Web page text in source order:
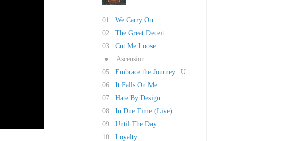
01
We Carry On
02
The Great Deceit
03
Cut Me Loose
●
Ascension
05
Embrace the Journey...Upraised
06
It Falls On Me
07
Hate By Design
08
In Due Time (Live)
09
Until The Day
10
Loyalty